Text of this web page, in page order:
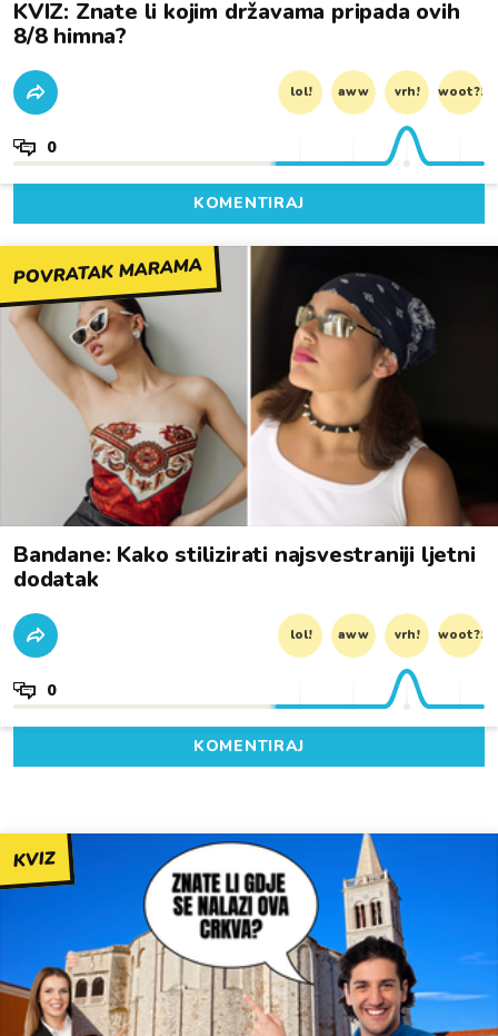
KVIZ: Znate li kojim državama pripada ovih
8/8 himna?
lol! aww vrh! woot?!
0
KOMENTIRAJ
POVRATAK MARAMA
Bandane: Kako stilizirati najsvestraniji ljetni
dodatak
lol! aww vrh! woot?!
0
KOMENTIRAJ
KVIZ